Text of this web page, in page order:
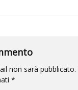
non sarà pubblicato.
*